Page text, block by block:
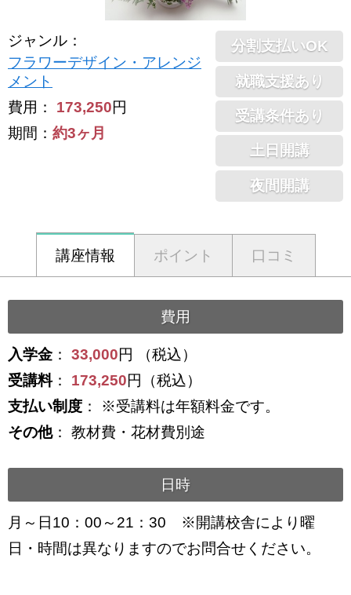
ジャンル ：
フラワーデザイン・アレンジ
メント
費用： 173,250円
期間： 約3ヶ月
分割支払いOK
就職支援あり
受講条件あり
土日開講
夜間開講
講座情報 ポイント 口コミ
費用
入学金 ： 33,000円 （税込）
受講料： 173,250円（税込）
支払い制度 ： ※受講料は年額料金です。
その他： 教材費・花材費別途
日時
月～日10：00～21：30 ※開講校舎により曜
日・時間は異なりますのでお問合せください。